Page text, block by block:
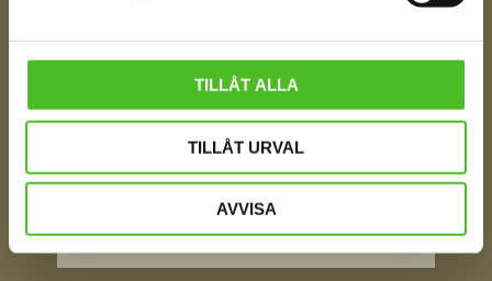
TILLÅT ALLA
TILLÅT URVAL
AVVISA
Jag samtycker till att motta digital kommunikation i
enlighet med i integritetspolicynPolicy o cookies
SKICKA